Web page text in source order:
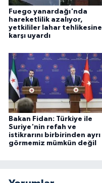
Fuego yanardağı'nda
hareketlilik azalıyor,
yetkililer lahar tehlikesine
karşı uyardı
Bakan Fidan: Türkiye ile
Suriye'nin refah ve
istikrarını birbirinden ayrı
görmemiz mümkün değil